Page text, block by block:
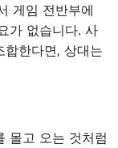
게임 전반부에
가 없습니다. 사
한다면, 상대는
몰고 오는 것처럼